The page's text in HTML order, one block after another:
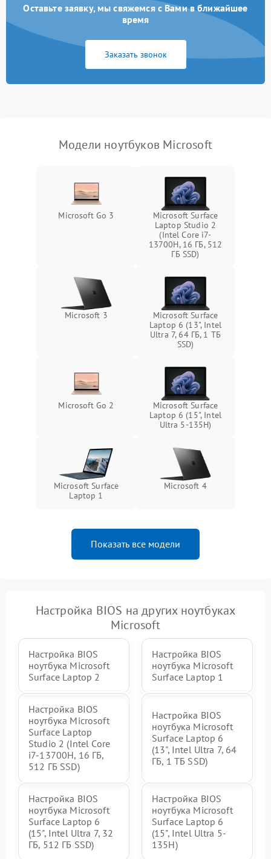
Неисправность зарядного
питания
2000 ₽ Подробнее →
неисправности кулера
пропадание диска
оперативной памяти:
вылеты приложений,
синие экраны
Подробнее →
Подробнее →
Оставьте заявку, мы свяжемся с Вами в ближайшее
время
Заказать звонок
Модели ноутбуков Microsoft
Microsoft Go 3
Microsoft Surface
Laptop Studio 2
(Intel Core i7-
13700H, 16 ГБ, 512
ГБ SSD)
Microsoft 3
Microsoft Surface
Laptop 6 (13", Intel
Ultra 7, 64 ГБ, 1 ТБ
SSD)
Microsoft Go 2
Microsoft Surface
Laptop 6 (15", Intel
Ultra 5-135H)
Microsoft Surface
Laptop 1
Microsoft 4
Показать все модели
Настройка BIOS на других ноутбуках
Microsoft
Настройка BIOS
ноутбука Microsoft
Surface Laptop 2
Настройка BIOS
ноутбука Microsoft
Surface Laptop 1
Настройка BIOS
ноутбука Microsoft
Surface Laptop
Studio 2 (Intel Core
i7-13700H, 16 ГБ,
512 ГБ SSD)
Настройка BIOS
ноутбука Microsoft
Surface Laptop 6
(13", Intel Ultra 7, 64
ГБ, 1 ТБ SSD)
Настройка BIOS
ноутбука Microsoft
Surface Laptop 6
(15", Intel Ultra 7, 32
ГБ, 512 ГБ SSD)
Настройка BIOS
ноутбука Microsoft
Surface Laptop 6
(15", Intel Ultra 5-
135H)